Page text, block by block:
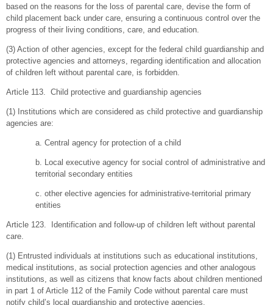
based on the reasons for the loss of parental care, devise the form of
child placement back under care, ensuring a continuous control over the
progress of their living conditions, care, and education.
(3) Action of other agencies, except for the federal child guardianship and
protective agencies and attorneys, regarding identification and allocation
of children left without parental care, is forbidden.
Article 113. Child protective and guardianship agencies
(1) Institutions which are considered as child protective and guardianship
agencies are:
a. Central agency for protection of a child
b. Local executive agency for social control of administrative and
territorial secondary entities
c. other elective agencies for administrative-territorial primary
entities
Article 123. Identification and follow-up of children left without parental
care.
(1) Entrusted individuals at institutions such as educational institutions,
medical institutions, as social protection agencies and other analogous
institutions, as well as citizens that know facts about children mentioned
in part 1 of Article 112 of the Family Code without parental care must
notify child’s local guardianship and protective agencies.